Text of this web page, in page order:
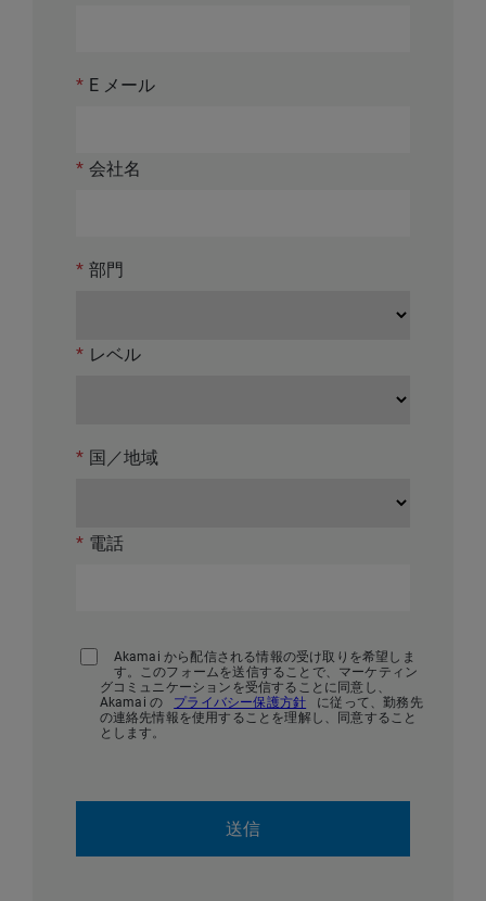
* E メール
* 会社名
* 部門
* レベル
* 国／地域
* 電話
Akamai から配信される情報の受け取りを希望しま
す。このフォームを送信することで、マーケティン
グコミュニケーションを受信することに同意し、
Akamai の
プライバシー保護方針
に従って、勤務先
の連絡先情報を使用することを理解し、同意すること
とします。
送信